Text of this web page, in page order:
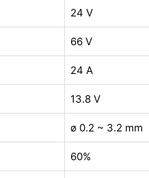
24 V
66 V
24 A
13.8 V
ø 0.2 ~ 3.2 mm
60%